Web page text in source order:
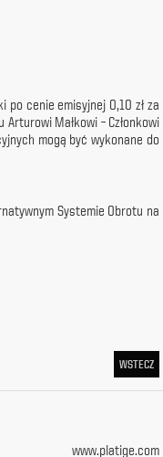
po cenie emisyjnej 0,10 zł za
Małkowi – Członkowi
mogą być wykonane do
Systemie Obrotu na
WSTECZ
www.platige.com